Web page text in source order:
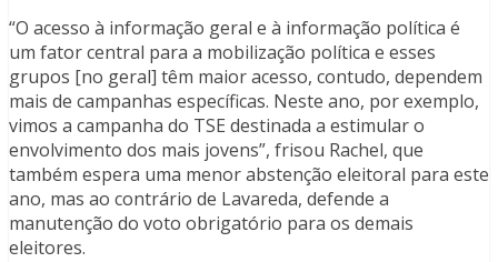
“O acesso à informação geral e à informação política é
um fator central para a mobilização política e esses
grupos [no geral] têm maior acesso, contudo, dependem
mais de campanhas específicas. Neste ano, por exemplo,
vimos a campanha do TSE destinada a estimular o
envolvimento dos mais jovens”, frisou Rachel, que
também espera uma menor abstenção eleitoral para este
ano, mas ao contrário de Lavareda, defende a
manutenção do voto obrigatório para os demais
eleitores.